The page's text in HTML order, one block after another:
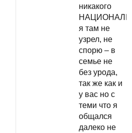
никакого
я там не
узрел, не
спорю – в
семье не
без урода,
так же как и
у вас но с
теми что я
общался
далеко не